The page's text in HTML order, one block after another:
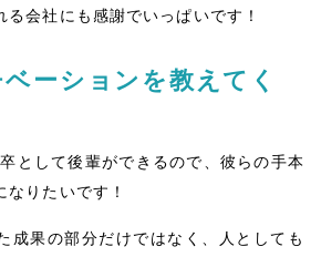
る会社にも感謝でいっぱいです！
ーションを教えてく
として後輩ができるので、彼らの手本
りたいです！
成果の部分だけではなく、人としても